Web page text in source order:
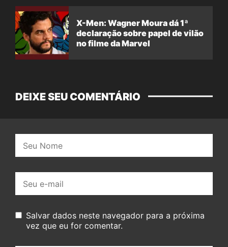
X-Men: Wagner Moura dá 1ª
declaração sobre papel de vilão
no filme da Marvel
DEIXE SEU COMENTÁRIO
mail:
Salvar dados neste navegador para a próxima
vez que eu for comentar.